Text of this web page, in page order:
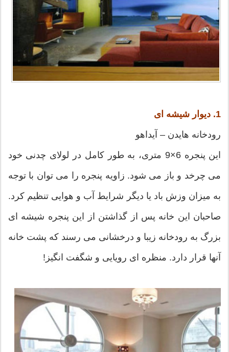
1. دیوار شیشه ای
رودخانه هایدن – آیداهو
این پنجره 6×9 متری، به طور کامل در لولای چدنی خود
می چرخد و باز می شود. زاویه پنجره را می توان با توجه
به میزان وزش باد یا دیگر شرایط آب و هوایی تنظیم کرد.
صاحبان این خانه پس از گذاشتن از این پنجره شیشه ای
بزرگ به رودخانه زیبا و درخشانی می رسند که پشت خانه
آنها قرار دارد. منظره ای رویایی و شگفت انگیز!